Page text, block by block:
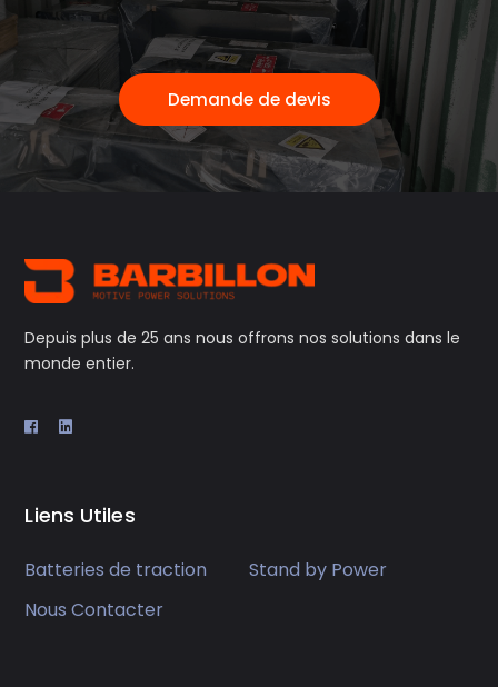
Demande de devis
Depuis plus de 25 ans nous offrons nos solutions dans le
monde entier.
Liens Utiles
Batteries de traction
Stand by Power
Nous Contacter